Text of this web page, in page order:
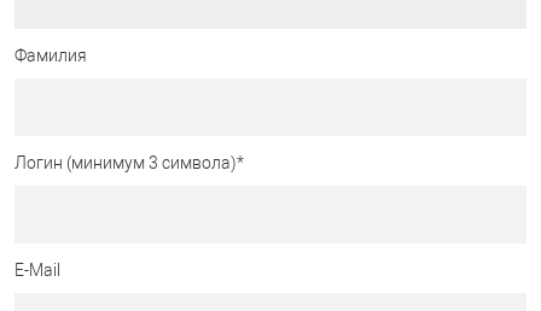
Фамилия
Логин (минимум 3 символа)*
E-Mail